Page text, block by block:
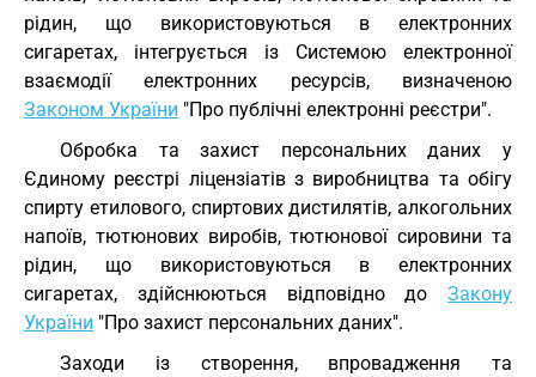
рідин, що використовуються в електронних
сигаретах, інтегрується із Системою електронної
взаємодії електронних ресурсів, визначеною
Законом України "Про публічні електронні реєстри".
Обробка та захист персональних даних у
Єдиному реєстрі ліцензіатів з виробництва та обігу
спирту етилового, спиртових дистилятів, алкогольних
напоїв, тютюнових виробів, тютюнової сировини та
рідин, що використовуються в електронних
сигаретах, здійснюються відповідно до Закону
України "Про захист персональних даних".
Заходи із створення, впровадження та